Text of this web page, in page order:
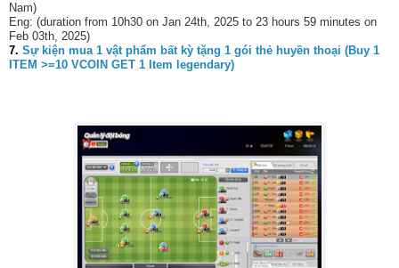
Nam)
Eng: (duration from 10h30 on Jan 24th, 2025 to 23 hours 59 minutes on
Feb 03th, 2025)
7. Sự kiện mua 1 vật phẩm bất kỳ tặng 1 gói thẻ huyền thoại (Buy 1
ITEM >=10 VCOIN GET 1 Item legendary)